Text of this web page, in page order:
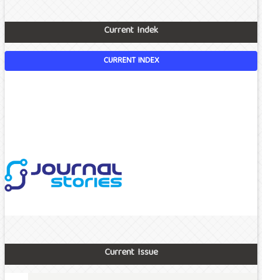
Current Indek
CURRENT INDEX
Current Issue